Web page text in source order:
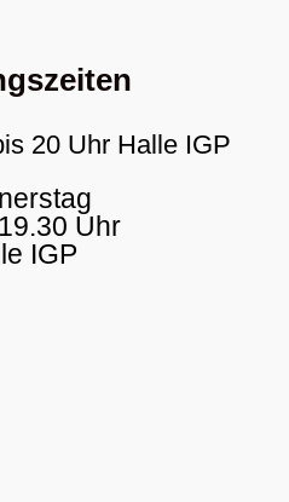
20 Uhr Halle IGP
Uhr
IGP